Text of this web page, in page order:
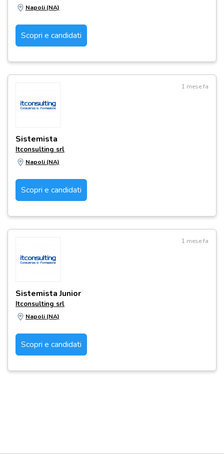
Napoli (NA)
Scopri e candidati
1 mese fa
Sistemista
Itconsulting srl
Napoli (NA)
Scopri e candidati
1 mese fa
Sistemista Junior
Itconsulting srl
Napoli (NA)
Scopri e candidati